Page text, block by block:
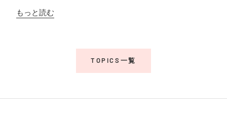
もっと読む
TOPICS一覧